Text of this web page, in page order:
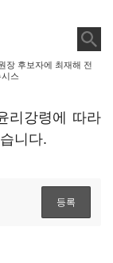
장 후보자에 최재해 전
스
리강령에 따라
니다.